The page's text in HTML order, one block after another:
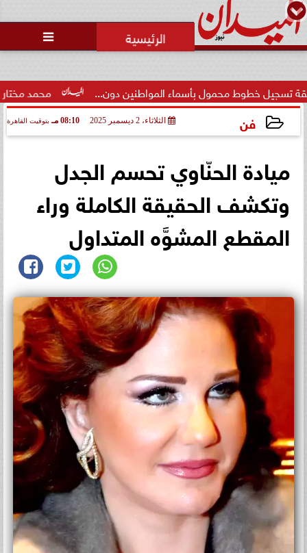

محمد مختار جمعة: بدل محمول بأسماء المواطنين دون...
فن الثلاثاء، 2 ديسمبر 2025 08:10 مـ بتوقيت القاهرة
ميادة الحنّاوي تحسم الجدل
وتكشف الحقيقة الكاملة وراء
المقطع المشوَّه المتداول